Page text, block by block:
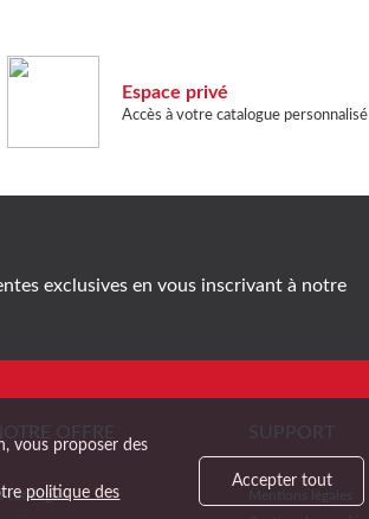
Espace privé
Accès à votre catalogue personnalisé
exclusives en vous inscrivant à notre
OFFRE
catalogue
SUPPORT
Mentions légales
vous proposer des
politique des
Accepter tout